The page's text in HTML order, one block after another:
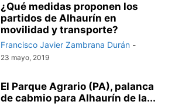
¿Qué medidas proponen los
partidos de Alhaurín en
movilidad y transporte?
Francisco Javier Zambrana Durán -
23 mayo, 2019
El Parque Agrario (PA), palanca
de cabmio para Alhaurín de la...